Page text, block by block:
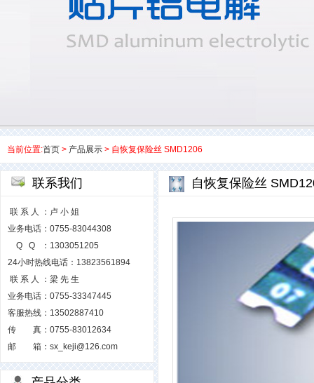
当前位置:首页 > 产品展示 > 自恢复保险丝 SMD1206
联系我们
联 系 人 ：卢 小 姐
业务电话：0755-83044308
Q Q ：1303051205
24小时热线电话：13823561894
联 系 人 ：梁 先 生
业务电话：0755-33347445
客服热线：13502887410
传 真：0755-83012634
邮 箱：sx_keji@126.com
自恢复保险丝